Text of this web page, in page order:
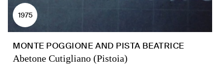
1975
MONTE POGGIONE AND PISTA BEATRICE
Abetone Cutigliano (Pistoia)